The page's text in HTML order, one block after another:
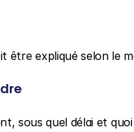
expliqué selon le
sous quel délai et